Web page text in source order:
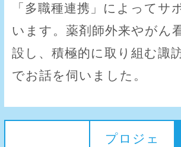
「多職種連携」によってサ
います。薬剤師外来やがん
設し、積極的に取り組む諏
でお話を伺いました。
プロジェ